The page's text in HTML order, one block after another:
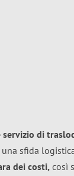
servizio di
sfida
dei costi, così